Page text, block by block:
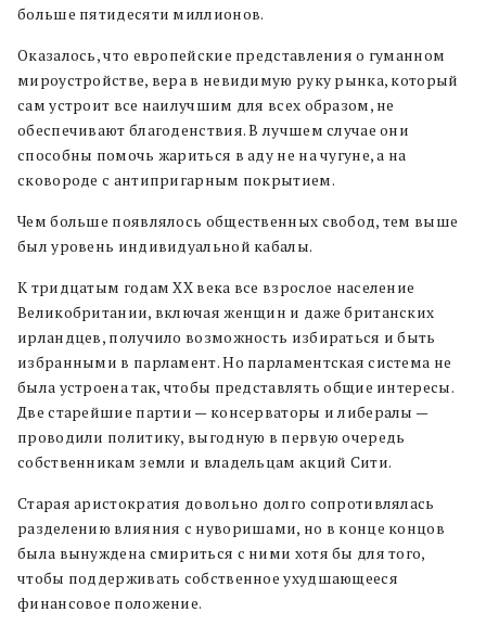
больше пятидесяти миллионов.
Оказалось, что европейские представления о гуманном
мироустройстве, вера в невидимую руку рынка, который
сам устроит все наилучшим для всех образом, не
обеспечивают благоденствия. В лучшем случае они
способны помочь жариться в аду не на чугуне, а на
сковороде с антипригарным покрытием.
Чем больше появлялось общественных свобод, тем выше
был уровень индивидуальной кабалы.
К тридцатым годам XX века все взрослое население
Великобритании, включая женщин и даже британских
ирландцев, получило возможность избираться и быть
избранными в парламент. Но парламентская система не
была устроена так, чтобы представлять общие интересы.
Две старейшие партии — консерваторы и либералы —
проводили политику, выгодную в первую очередь
собственникам земли и владельцам акций Сити.
Старая аристократия довольно долго сопротивлялась
разделению влияния с нуворишами, но в конце концов
была вынуждена смириться с ними хотя бы для того,
чтобы поддерживать собственное ухудшающееся
финансовое положение.